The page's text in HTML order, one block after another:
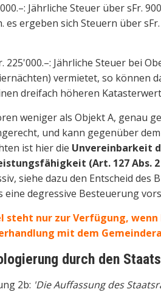
Jährliche Steuer über sFr.
es ergeben sich Steuern über
Jährliche Steuer bei
vermietet, so können
dreifach höheren
weniger als Objekt A, genau
und kann gegenüber
ist hier die Unvereinbarkeit
(Art. 127 Abs. 2
siehe dazu den Entscheid des
eine degressive Besteuerung
steht nur zur Verfügung,
mit dem
durch den
2b: 'Die Auffassung des